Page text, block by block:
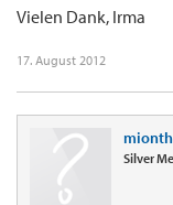
Vielen Dank, Irma
17. August 2012
Silver